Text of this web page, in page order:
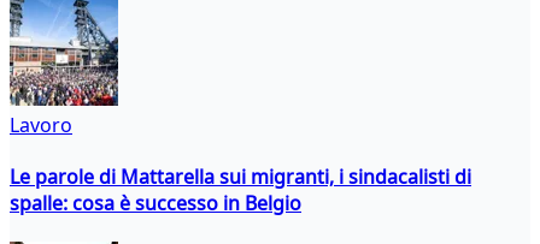
Lavoro
Le parole di Mattarella sui migranti, i sindacalisti di
spalle: cosa è successo in Belgio